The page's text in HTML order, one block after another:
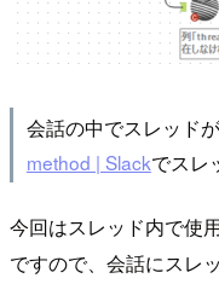
会話の中でスレッドが
method | Slackでスレ
今回はスレッド内で使
ですので、会話にスレ